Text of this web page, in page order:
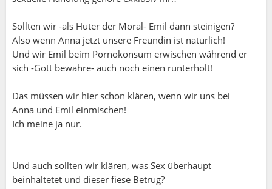
Sollten wir -als Hüter der Moral- Emil dann steinigen?
Also wenn Anna jetzt unsere Freundin ist natürlich!
Und wir Emil beim Pornokonsum erwischen während er
sich -Gott bewahre- auch noch einen runterholt!
Das müssen wir hier schon klären, wenn wir uns bei
Anna und Emil einmischen!
Ich meine ja nur.
Und auch sollten wir klären, was Sex überhaupt
beinhaltetet und dieser fiese Betrug?